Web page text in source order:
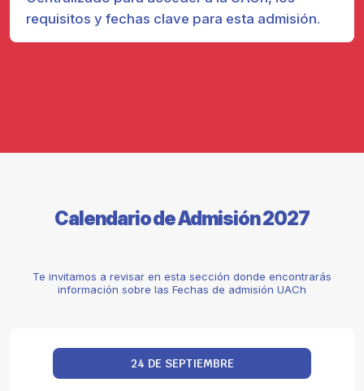
requisitos y fechas clave para esta admisión.
Calendario de Admisión 2027
Te invitamos a revisar en esta sección donde encontrarás
información sobre las Fechas de admisión UACh
24 DE SEPTIEMBRE